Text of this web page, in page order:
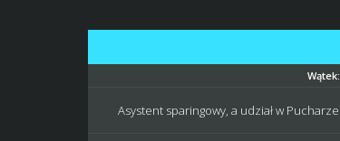
Wątek:
Asystent sparingowy, a udział w Pucharze